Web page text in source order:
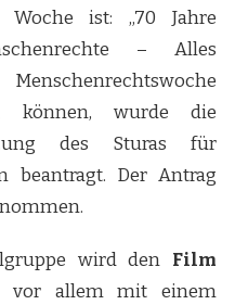
ist: „70 Jahre
– Alles
können, wurde die
des Sturas für
beantragt. Der Antrag
wird den Film
vor allem mit einem